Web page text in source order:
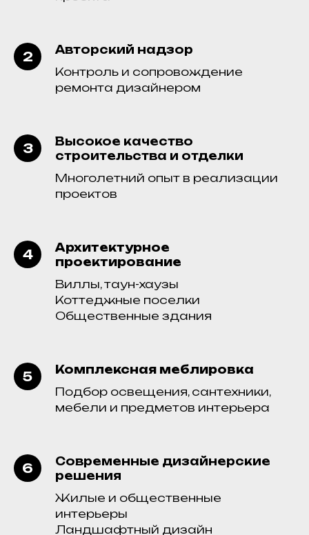
Авторский надзор
Контроль и сопровождение
ремонта дизайнером
Высокое качество
строительства и отделки
Многолетний опыт в реализации
проектов
Архитектурное
проектирование
Виллы, таун-хаузы
Коттеджные поселки
Общественные здания
Комплексная меблировка
Подбор освещения, сантехники,
мебели и предметов интерьера
Современные дизайнерские
решения
Жилые и общественные
интерьеры
Ландшафтный дизайн